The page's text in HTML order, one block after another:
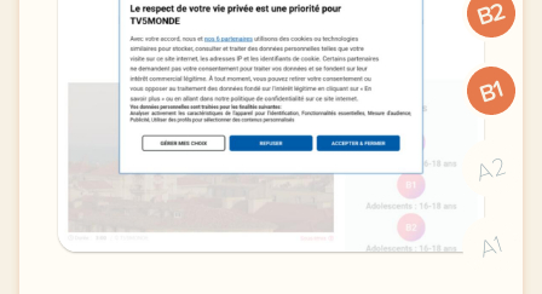
B2
B1
A2
A1